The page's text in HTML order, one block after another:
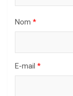
Nom *
E-mail *